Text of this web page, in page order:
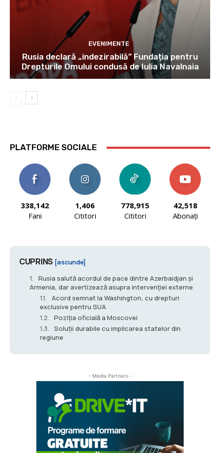
EVENIMENTE
Rusia declară „indezirabilă” Fundația pentru
Drepturile Omului condusă de Iulia Navalnaia
PLATFORME SOCIALE
338,142
Fani
1,406
Cititori
778,915
Cititori
42,518
Abonați
CUPRINS [ascunde]
Rusia salută acordul de pace dintre Azerbaidjan și
Armenia, dar avertizează asupra intervenției externe
Acord semnat la Washington, cu drepturi
exclusive pentru SUA
Poziția oficială a Moscovei
Soluții durabile cu implicarea statelor din
regiune
- Media Partners -